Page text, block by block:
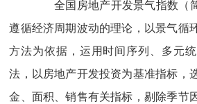
全国房地产开发景气指数（简
遵循经济周期波动的理论，以景气循
方法为依据，运用时间序列、多元
法，以房地产开发投资为基准指标，
金、面积、销售有关指标，剔除季节